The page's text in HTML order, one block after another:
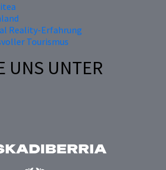
Reality-Erfahrung
Tourismus
UNS UNTER